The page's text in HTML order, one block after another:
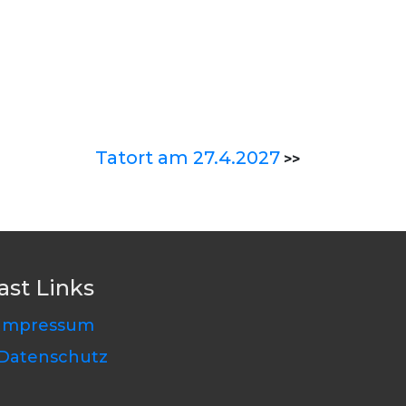
Tatort am 27.4.2027 >>
Links